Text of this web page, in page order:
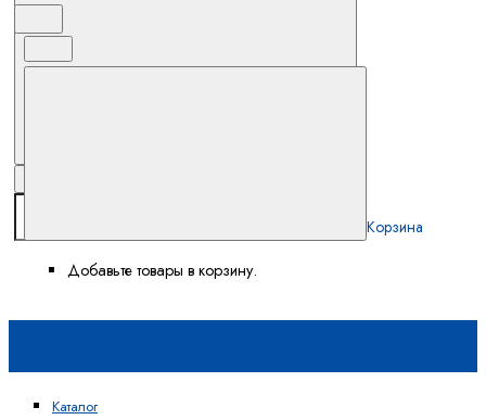
Корзина
Добавьте товары в корзину.
Каталог